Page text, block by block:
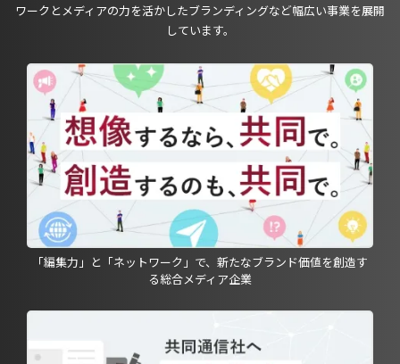
ワークとメディアの力を活かしたブランディングなど幅広い事業を展開
しています。
「編集力」と「ネットワーク」で、新たなブランド価値を創造す
る総合メディア企業